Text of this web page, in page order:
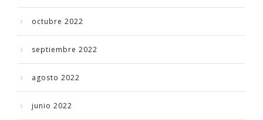
octubre 2022
septiembre 2022
agosto 2022
junio 2022